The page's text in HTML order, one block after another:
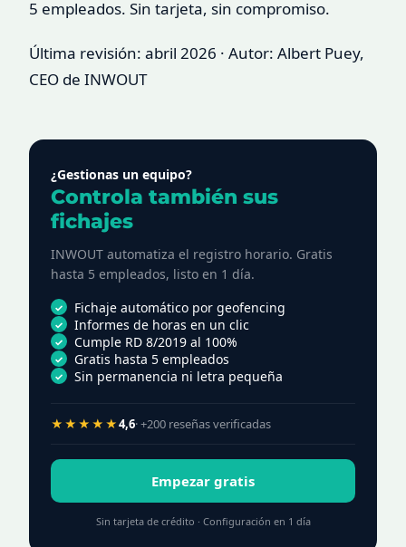
5 empleados. Sin tarjeta, sin compromiso.
Última revisión: abril 2026 · Autor: Albert Puey,
CEO de INWOUT
¿Gestionas un equipo?
Controla también sus
fichajes
INWOUT automatiza el registro horario. Gratis
hasta 5 empleados, listo en 1 día.
Fichaje automático por geofencing
Informes de horas en un clic
Cumple RD 8/2019 al 100%
Gratis hasta 5 empleados
Sin permanencia ni letra pequeña
★★★★★4,6· +200 reseñas verificadas
Empezar gratis
Sin tarjeta de crédito · Configuración en 1 día